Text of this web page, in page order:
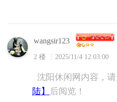
wangsir123
2 楼 2025/11/4 12:03:00
沈阳休闲网内容，
陆】
后阅览！